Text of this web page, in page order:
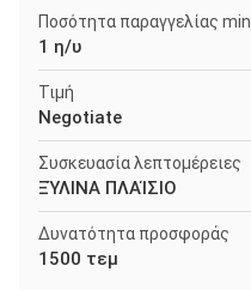
Ποσότητα παραγγελίας min
1 η/υ
Τιμή
Negotiate
Συσκευασία λεπτομέρειες
ΞΎΛΙΝΑ ΠΛΑΊΣΙΟ
Δυνατότητα προσφοράς
1500 τεμ